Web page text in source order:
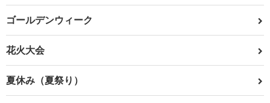
ゴールデンウィーク
花火大会
夏休み（夏祭り）